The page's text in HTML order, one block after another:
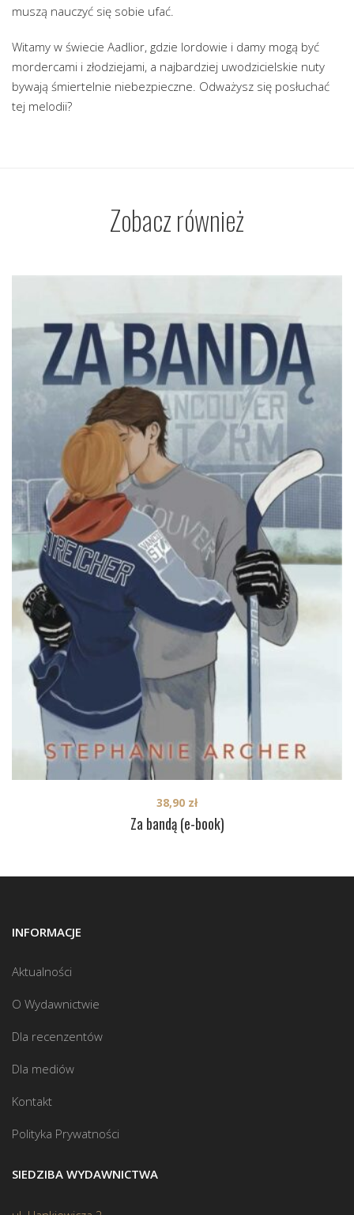
muszą nauczyć się sobie ufać.
Witamy w świecie Aadlior, gdzie lordowie i damy mogą być
mordercami i złodziejami, a najbardziej uwodzicielskie nuty
bywają śmiertelnie niebezpieczne. Odważysz się posłuchać
tej melodii?
Zobacz również
Za bandą (e-book)
38,90 zł
INFORMACJE
Aktualności
O Wydawnictwie
Dla recenzentów
Dla mediów
Kontakt
Polityka Prywatności
SIEDZIBA WYDAWNICTWA